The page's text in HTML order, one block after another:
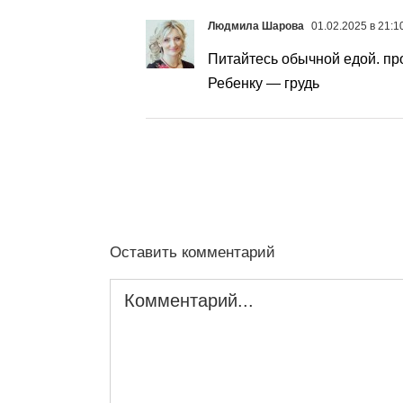
Людмила Шарова 01.02.2025 в
Питайтесь обычной едой.
Ребенку — грудь
Оставить комментарий